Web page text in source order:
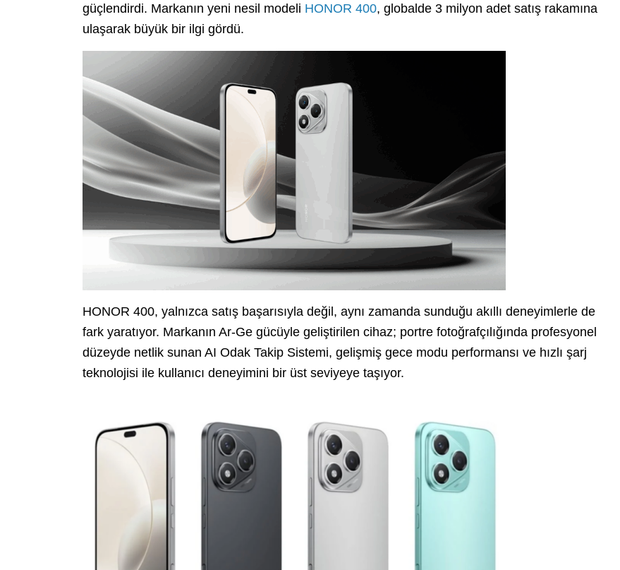
güçlendirdi. Markanın yeni nesil modeli HONOR 400, globalde 3 milyon adet satış rakamına
ulaşarak büyük bir ilgi gördü.
HONOR 400, yalnızca satış başarısıyla değil, aynı zamanda sunduğu akıllı deneyimlerle de
fark yaratıyor. Markanın Ar-Ge gücüyle geliştirilen cihaz; portre fotoğrafçılığında profesyonel
düzeyde netlik sunan AI Odak Takip Sistemi, gelişmiş gece modu performansı ve hızlı şarj
teknolojisi ile kullanıcı deneyimini bir üst seviyeye taşıyor.